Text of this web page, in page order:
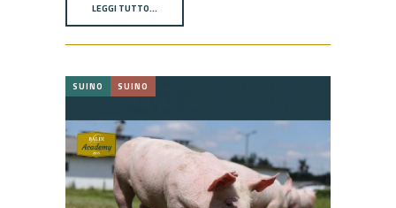
LEGGI TUTTO…
SUINO SUINO